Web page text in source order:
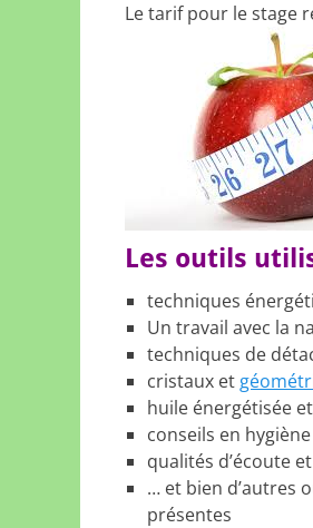
Le tarif pour le stage
Les outils
techniques
Un travail avec la
techniques de
cristaux et
huile énergétisée
conseils en
qualités d’écoute
… et bien d’autres
présentes